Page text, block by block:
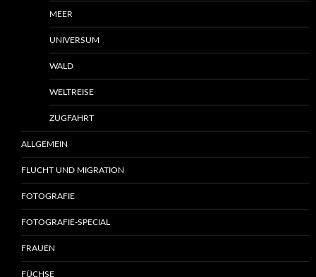
MEER
UNIVERSUM
WALD
WELTREISE
ZUGFAHRT
ALLGEMEIN
FLUCHT UND MIGRATION
FOTOGRAFIE
FOTOGRAFIE-SPECIAL
FRAUEN
FÜCHSE